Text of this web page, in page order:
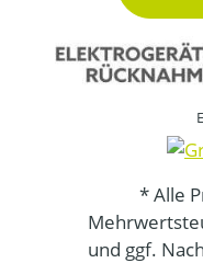
* Alle
und ggf.